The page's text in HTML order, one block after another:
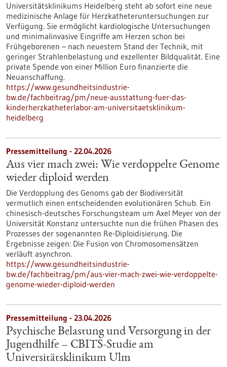
Universitätsklinikums Heidelberg steht ab sofort eine neue
medizinische Anlage für Herzkatheteruntersuchungen zur
Verfügung. Sie ermöglicht kardiologische Untersuchungen
und minimalinvasive Eingriffe am Herzen schon bei
Frühgeborenen – nach neuestem Stand der Technik, mit
geringer Strahlenbelastung und exzellenter Bildqualität. Eine
private Spende von einer Million Euro finanzierte die
Neuanschaffung.
https://www.gesundheitsindustrie-
bw.de/fachbeitrag/pm/neue-ausstattung-fuer-das-
kinderherzkatheterlabor-am-universitaetsklinikum-
heidelberg
Pressemitteilung - 22.04.2026
Aus vier mach zwei: Wie verdoppelte Genome
wieder diploid werden
Die Verdopplung des Genoms gab der Biodiversität
vermutlich einen entscheidenden evolutionären Schub. Ein
chinesisch-deutsches Forschungsteam um Axel Meyer von der
Universität Konstanz untersuchte nun die frühen Phasen des
Prozesses der sogenannten Re-Diploidisierung. Die
Ergebnisse zeigen: Die Fusion von Chromosomensätzen
verläuft asynchron.
https://www.gesundheitsindustrie-
bw.de/fachbeitrag/pm/aus-vier-mach-zwei-wie-verdoppelte-
genome-wieder-diploid-werden
Pressemitteilung - 23.04.2026
Psychische Belastung und Versorgung in der
Jugendhilfe – CBITS-​Studie am
Universitätsklinikum Ulm